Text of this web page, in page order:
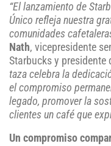
“El lanzamiento de
Único refleja nuestra
comunidades
Nath, vicepresidente
Starbucks y presidente
taza celebra la
el compromiso
legado, promover la
clientes un café que
Un compromiso